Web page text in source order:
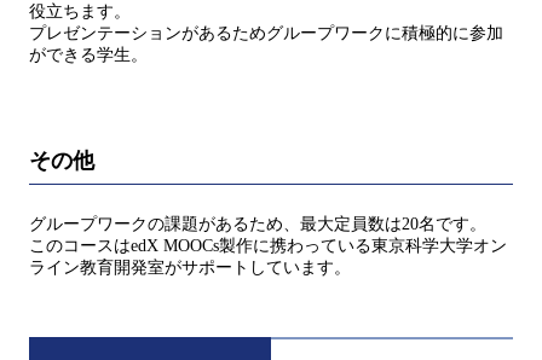
役立ちます。
プレゼンテーションがあるためグループワークに積極的に参加
ができる学生。
その他
グループワークの課題があるため、最大定員数は20名です。
このコースはedX MOOCs製作に携わっている東京科学大学オン
ライン教育開発室がサポートしています。